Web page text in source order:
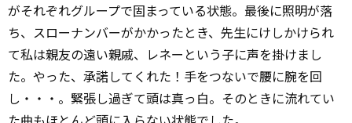
がそれぞれグループで固まっている状態。最後に照明が落
ち、スローナンバーがかかったとき、先生にけしかけられ
て私は親友の遠い親戚、レネーという子に声を掛けまし
た。やった、承諾してくれた！手をつないで腰に腕を回
し・・・。緊張し過ぎて頭は真っ白。そのときに流れてい